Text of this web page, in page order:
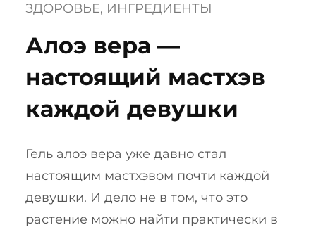
ЗДОРОВЬЕ, ИНГРЕДИЕНТЫ
Алоэ вера —
настоящий мастхэв
каждой девушки
Гель алоэ вера уже давно стал
настоящим мастхэвом почти каждой
девушки. И дело не в том, что это
растение можно найти практически в